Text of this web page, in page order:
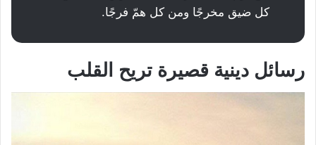
كل ضيق مخرجًا ومن كل همّ فرجًا.
رسائل دينية قصيرة تريح القلب